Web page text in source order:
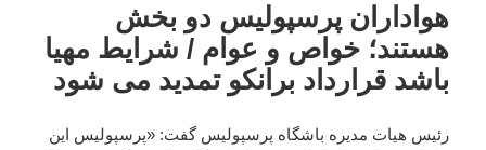
هواداران پرسپولیس دو بخش
هستند؛ خواص و عوام / شرایط مهیا
باشد قرارداد برانکو تمدید می شود
رئیس هیات مدیره باشگاه پرسپولیس گفت: «پرسپولیس این